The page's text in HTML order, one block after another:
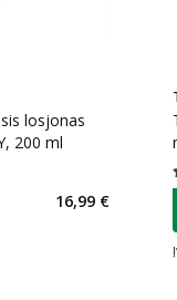
losjonas
200 ml
narių
16,99 €